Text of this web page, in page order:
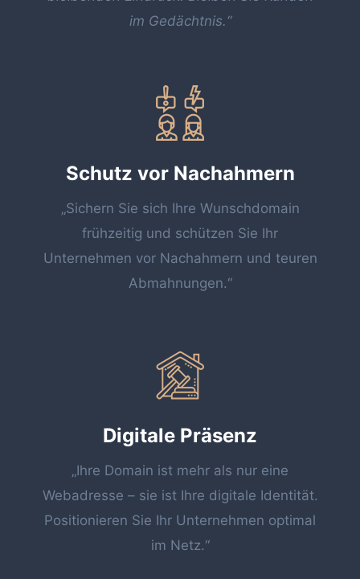
im Gedächtnis.“
Schutz vor Nachahmern
„Sichern Sie sich Ihre Wunschdomain
frühzeitig und schützen Sie Ihr
Unternehmen vor Nachahmern und teuren
Abmahnungen.“
Digitale Präsenz
„Ihre Domain ist mehr als nur eine
Webadresse – sie ist Ihre digitale Identität.
Positionieren Sie Ihr Unternehmen optimal
im Netz.“